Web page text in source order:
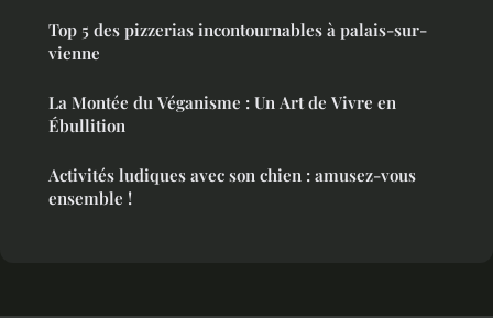
Top 5 des pizzerias incontournables à palais-sur-
vienne
La Montée du Véganisme : Un Art de Vivre en
Ébullition
Activités ludiques avec son chien : amusez-vous
ensemble !